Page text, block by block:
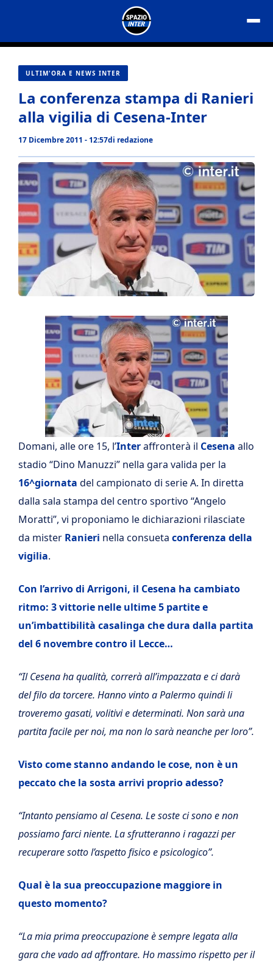
contenuto
ULTIM'ORA E NEWS INTER
La conferenza stampa di Ranieri
alla vigilia di Cesena-Inter
17 Dicembre 2011 - 12:57di redazione
Domani, alle ore 15, l’Interaffronterà il Cesena allo
stadio “Dino Manuzzi” nella gara valida per la
16^giornata del campionato di serie A. In diretta
dalla sala stampa del centro sportivo “Angelo
Moratti”, vi proponiamo le dichiarazioni rilasciate
da mister Ranieri nella consueta conferenza della
vigilia.
Con l’arrivo di Arrigoni, il Cesena ha cambiato
ritmo: 3 vittorie nelle ultime 5 partite e
un’imbattibilità casalinga che dura dalla partita
del 6 novembre contro il Lecce…
“Il Cesena ha qualità, correrà all’impazzata e ci darà
del filo da torcere. Hanno vinto a Palermo quindi li
troveremo gasati, volitivi e determinati. Non sarà una
partita facile per noi, ma non lo sarà neanche per loro”.
Visto come stanno andando le cose, non è un
peccato che la sosta arrivi proprio adesso?
“Intanto pensiamo al Cesena. Le soste ci sono e non
possiamo farci niente. La sfrutteranno i ragazzi per
recuperare sotto l’aspetto fisico e psicologico”.
Qual è la sua preoccupazione maggiore in
questo momento?
“La mia prima preoccupazione è sempre legata alla
gara che vado ad affrontare. Ho massimo rispetto per il